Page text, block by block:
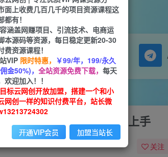
丝，不封号操作简单好上手
关注
面上收费几百几千的项目资源课程这
都有！
涵盖网赚项目、引流技术、电商运
本源码等资源，每日稳定更新20-30
费资源课程！
VIP 限时特惠， ￥99/年，199/永久
金50%)， 全站资源免费下载， 每天
欢迎加入！！
标云网创开放加盟，搭建一个和小
网创一样的知识付费平台，站长微
开通VIP会员 加盟当站长